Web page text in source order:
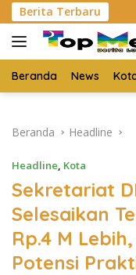
Langsung
ke
konten
Berita Terbaru
HKTI Asahan
Beranda News
Beranda Headline
Headline, Kota
Sekretariat
Selesaikan
Rp.4 M
Potensi